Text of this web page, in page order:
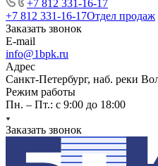
+7 812 331-16-17
+7 812 331-16-17Отдел продаж
Заказать звонок
E-mail
info@1bpk.ru
Адрес
Санкт-Петербург, наб. реки
Режим работы
Пн. – Пт.: с 9:00 до 18:00
Заказать звонок